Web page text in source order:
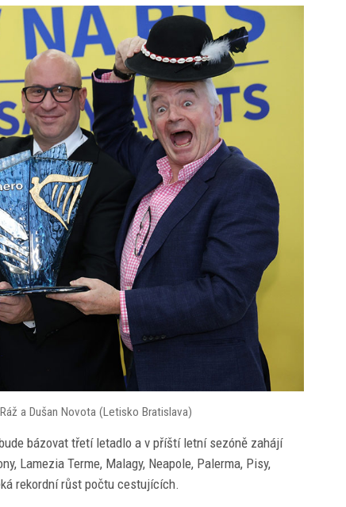
a Dušan Novota (Letisko Bratislava)
bázovat třetí letadlo a v příští letní sezóně zahájí
Lamezia Terme, Malagy, Neapole, Palerma, Pisy,
rekordní růst počtu cestujících.